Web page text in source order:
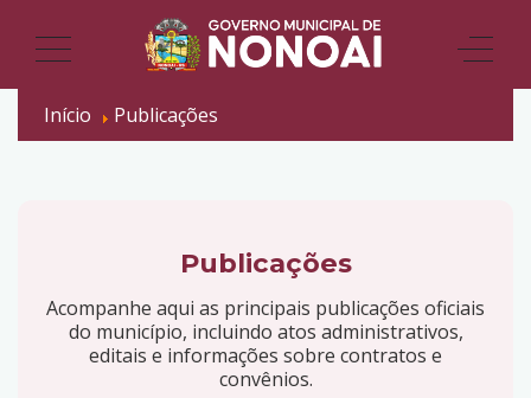
Início Publicações
Publicações
Acompanhe aqui as principais publicações oficiais
do município, incluindo atos administrativos,
editais e informações sobre contratos e
convênios.